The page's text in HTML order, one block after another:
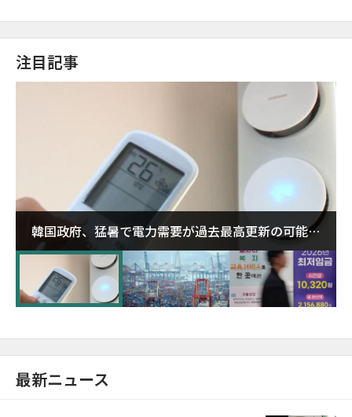
注目記事
韓国政府、猛暑で電力需要が過去最高更新の可能性
に需給対応体制を点検
最新ニュース